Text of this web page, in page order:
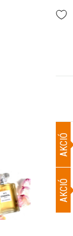
AKCIÓ
AKCIÓ